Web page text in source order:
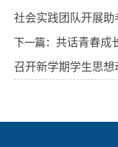
社会实践团队开展
下一篇： 共话青春成
召开新学期学生思想